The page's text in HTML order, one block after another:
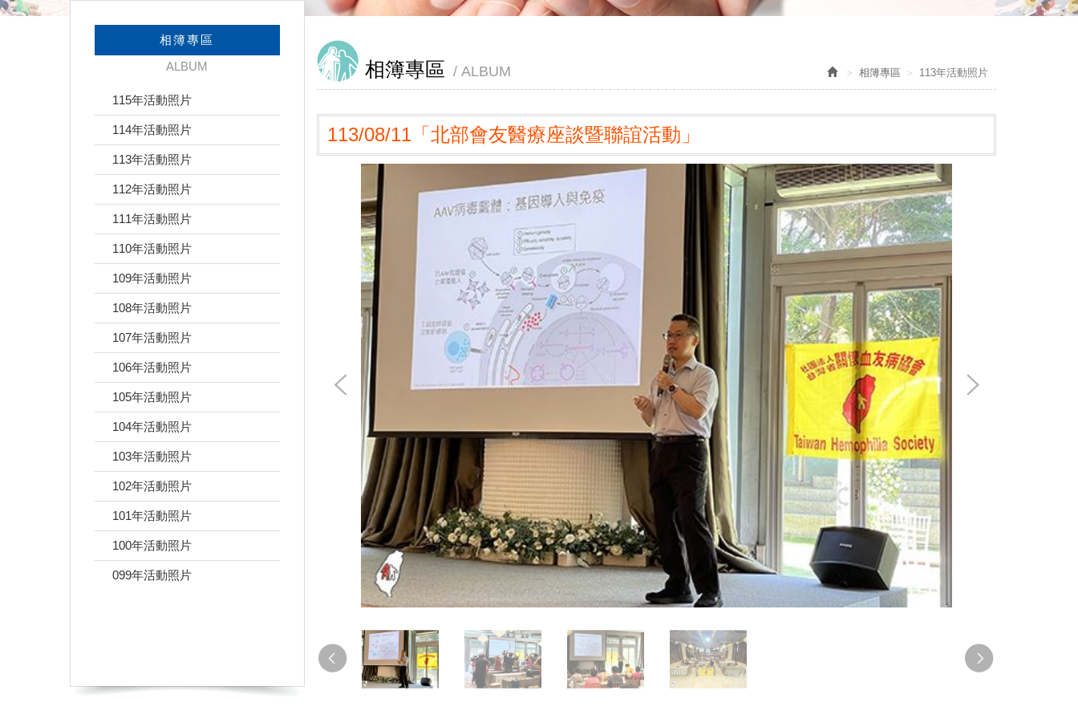
相簿專區
ALBUM
115年活動照片
114年活動照片
113年活動照片
112年活動照片
111年活動照片
110年活動照片
109年活動照片
108年活動照片
107年活動照片
106年活動照片
105年活動照片
104年活動照片
103年活動照片
102年活動照片
101年活動照片
100年活動照片
099年活動照片
相簿專區 113年活動照片
相簿專區 ALBUM
113/08/11「北部會友醫療座談暨聯誼活動」